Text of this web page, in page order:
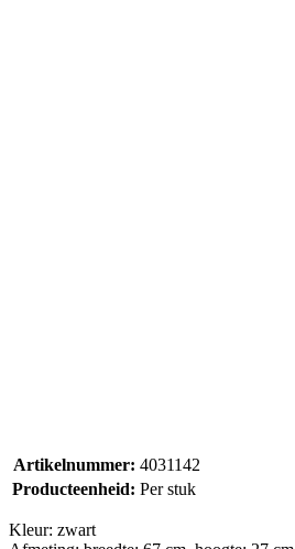
Artikelnummer: 4031142
Producteenheid: Per stuk
Kleur: zwart